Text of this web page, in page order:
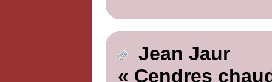
Jean Jaur
« Cendres